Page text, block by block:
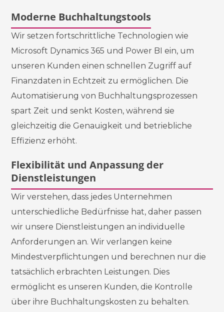
Moderne Buchhaltungstools
Wir setzen fortschrittliche Technologien wie
Microsoft Dynamics 365 und Power BI ein, um
unseren Kunden einen schnellen Zugriff auf
Finanzdaten in Echtzeit zu ermöglichen. Die
Automatisierung von Buchhaltungsprozessen
spart Zeit und senkt Kosten, während sie
gleichzeitig die Genauigkeit und betriebliche
Effizienz erhöht.
Flexibilität und Anpassung der
Dienstleistungen
Wir verstehen, dass jedes Unternehmen
unterschiedliche Bedürfnisse hat, daher passen
wir unsere Dienstleistungen an individuelle
Anforderungen an. Wir verlangen keine
Mindestverpflichtungen und berechnen nur die
tatsächlich erbrachten Leistungen. Dies
ermöglicht es unseren Kunden, die Kontrolle
über ihre Buchhaltungskosten zu behalten.